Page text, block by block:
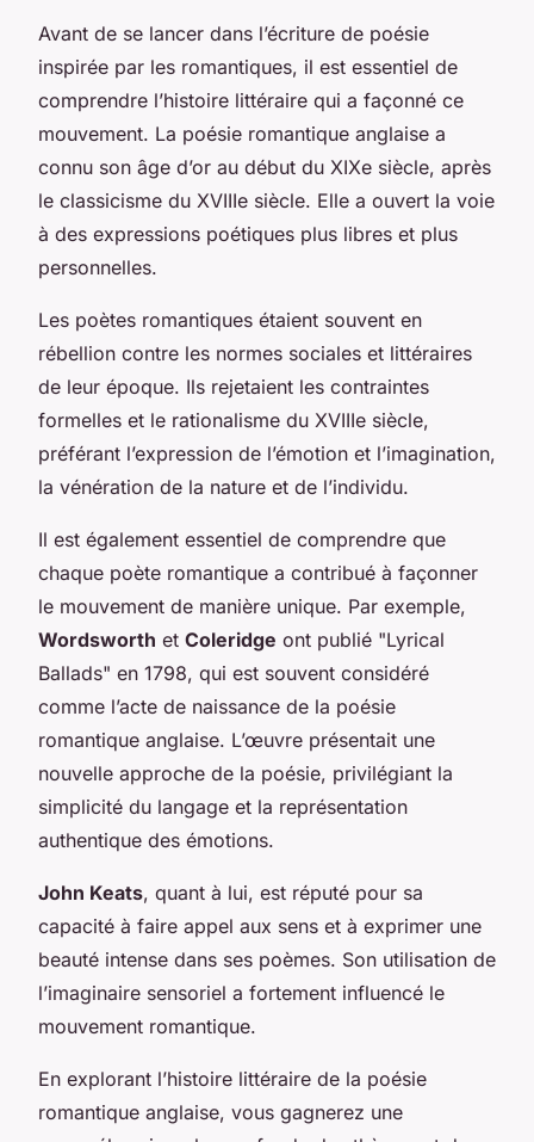
Avant de se lancer dans l’écriture de poésie
inspirée par les romantiques, il est essentiel de
comprendre l’histoire littéraire qui a façonné ce
mouvement. La poésie romantique anglaise a
connu son âge d’or au début du XIXe siècle, après
le classicisme du XVIIIe siècle. Elle a ouvert la voie
à des expressions poétiques plus libres et plus
personnelles.
Les poètes romantiques étaient souvent en
rébellion contre les normes sociales et littéraires
de leur époque. Ils rejetaient les contraintes
formelles et le rationalisme du XVIIIe siècle,
préférant l’expression de l’émotion et l’imagination,
la vénération de la nature et de l’individu.
Il est également essentiel de comprendre que
chaque poète romantique a contribué à façonner
le mouvement de manière unique. Par exemple,
Wordsworth et Coleridge ont publié "Lyrical
Ballads" en 1798, qui est souvent considéré
comme l’acte de naissance de la poésie
romantique anglaise. L’œuvre présentait une
nouvelle approche de la poésie, privilégiant la
simplicité du langage et la représentation
authentique des émotions.
John Keats, quant à lui, est réputé pour sa
capacité à faire appel aux sens et à exprimer une
beauté intense dans ses poèmes. Son utilisation de
l’imaginaire sensoriel a fortement influencé le
mouvement romantique.
En explorant l’histoire littéraire de la poésie
romantique anglaise, vous gagnerez une